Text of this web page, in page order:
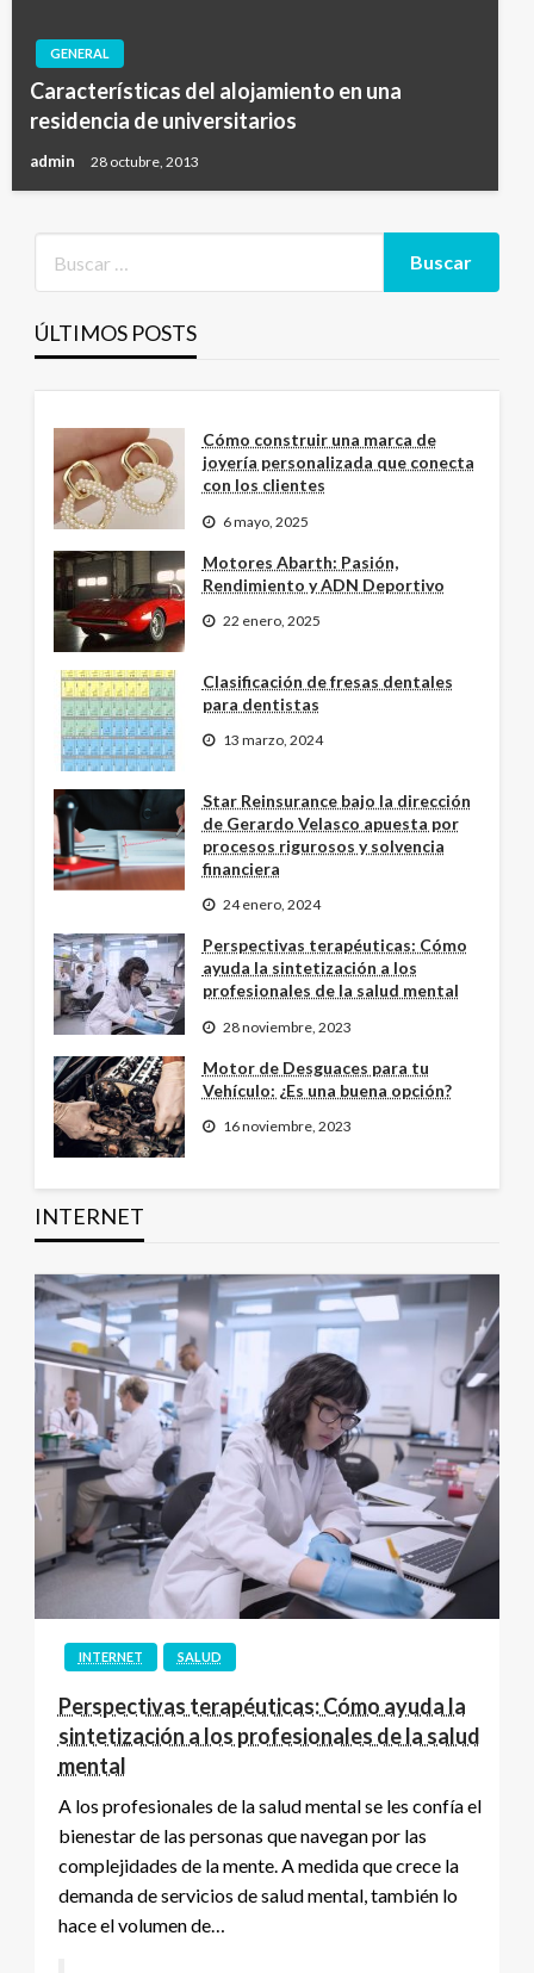
GENERAL
Características del alojamiento en una
residencia de universitarios
admin 28 octubre, 2013
ÚLTIMOS POSTS
Cómo construir una marca de
joyería personalizada que conecta
con los clientes
6 mayo, 2025
Motores Abarth: Pasión,
Rendimiento y ADN Deportivo
22 enero, 2025
Clasificación de fresas dentales
para dentistas
13 marzo, 2024
Star Reinsurance bajo la dirección
de Gerardo Velasco apuesta por
procesos rigurosos y solvencia
financiera
24 enero, 2024
Perspectivas terapéuticas: Cómo
ayuda la sintetización a los
profesionales de la salud mental
28 noviembre, 2023
Motor de Desguaces para tu
Vehículo: ¿Es una buena opción?
16 noviembre, 2023
INTERNET
INTERNET SALUD
Perspectivas terapéuticas: Cómo ayuda la
sintetización a los profesionales de la salud
mental
A los profesionales de la salud mental se les confía el
bienestar de las personas que navegan por las
complejidades de la mente. A medida que crece la
demanda de servicios de salud mental, también lo
hace el volumen de…